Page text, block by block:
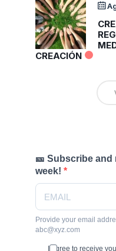
CREACIÓN
🎫 Subscribe and
week!
Provide your email
abc@xyz.com
I agree to receive